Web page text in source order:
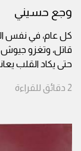
وجع حسيني
كل عام، في نفس
قاتل، وتغزو
حتى يكاد القلب
2 دقائق للقراءة